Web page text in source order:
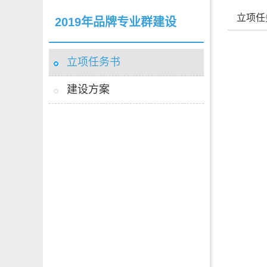
2019年品牌专业群建设
立项任务书
建设方案
立项